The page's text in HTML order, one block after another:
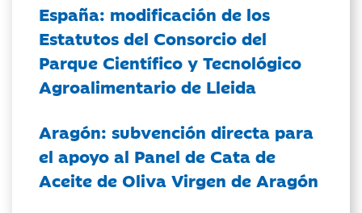
España: modificación de los
Estatutos del Consorcio del
Parque Científico y Tecnológico
Agroalimentario de Lleida
Aragón: subvención directa para
el apoyo al Panel de Cata de
Aceite de Oliva Virgen de Aragón